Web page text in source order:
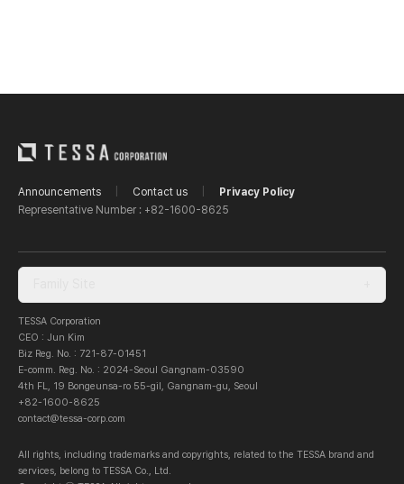
Announcements Contact us
Privacy Policy
Representative Number : +82-1600-8625
TESSA Corporation
CEO : Jun Kim
Biz Reg. No. : 721-87-01451
E-comm. Reg. No. : 2024-Seoul Gangnam-03590
4th FL, 19 Bongeunsa-ro 55-gil, Gangnam-gu, Seoul
+82-1600-8625
contact@tessa-corp.com
All rights, including trademarks and copyrights, related to the TESSA brand and
services, belong to TESSA Co., Ltd.